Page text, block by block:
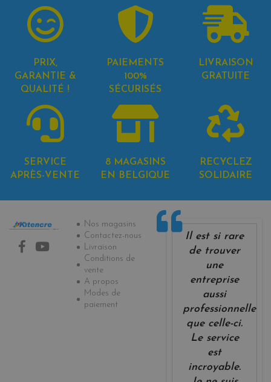
PRIX,
GARANTIE &
QUALITÉ !
PAIEMENTS
100%
SÉCURISÉS
LIVRAISON
GRATUITE
SERVICE
APRÈS-VENTE
8 MAGASINS
EN BELGIQUE
RECYCLEZ
SOLIDAIRE
Informations
Nos magasins
Contactez-nous
Livraison
Conditions de
vente
A propos
Modes de
paiement
Il est si rare
de trouver
une
entreprise
aussi
professionnelle
que celle-ci.
Le service
est
incroyable.